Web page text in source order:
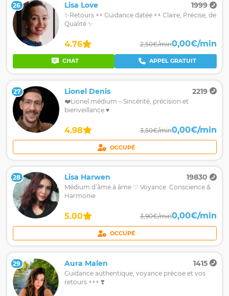
26 Lisa Love 1999
✨Retours ++ Guidance datée ++ Claire, Précise, de
Qualité ✨
4.76 2,50€/min0,00€/min
CHAT APPEL GRATUIT
27 Lionel Denis 2219
❤️Lionel médium – Sincérité, précision et
bienveillance ♥️
4.98 3,50€/min0,00€/min
OCCUPÉ
28 Lisa Harwen 19830
Médium d’âme à âme ♡ Voyance Conscience &
Harmonie
5.00 3,90€/min0,00€/min
OCCUPÉ
29 Aura Malen 1415
Guidance authentique, voyance précise et vos
retours +++ ❣️